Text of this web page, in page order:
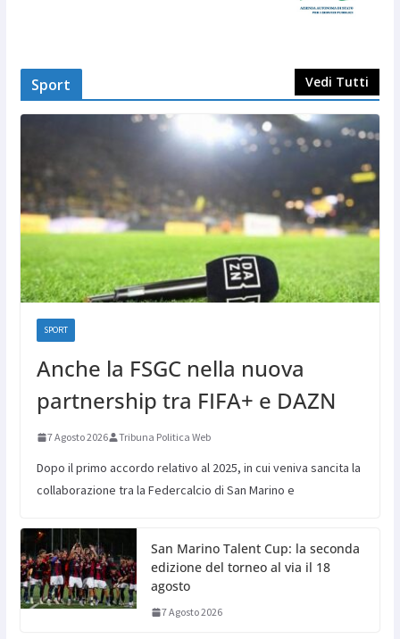
Sport Vedi Tutti
SPORT
Anche la FSGC nella nuova
partnership tra FIFA+ e DAZN
7 Agosto 2026 Tribuna Politica Web
Dopo il primo accordo relativo al 2025, in cui veniva sancita la
collaborazione tra la Federcalcio di San Marino e
San Marino Talent Cup: la seconda
edizione del torneo al via il 18
agosto
7 Agosto 2026